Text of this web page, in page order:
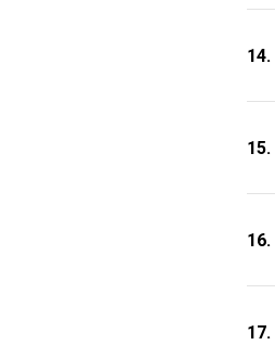
14.
15.
16.
17.